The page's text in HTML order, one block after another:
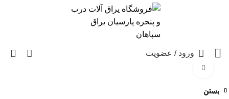
ورود / عضویت
بستن
بستن
بستن
بستن
بستن
بستن
بستن
بستن